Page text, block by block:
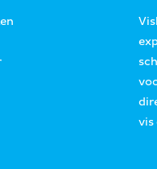
vis